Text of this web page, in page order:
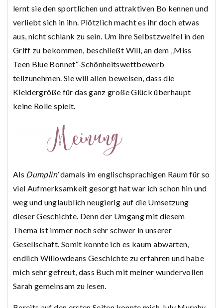
lernt sie den sportlichen und attraktiven Bo kennen und
verliebt sich in ihn. Plötzlich macht es ihr doch etwas
aus, nicht schlank zu sein. Um ihre Selbstzweifel in den
Griff zu bekommen, beschließt Will, an dem „Miss
Teen Blue Bonnet“-Schönheitswettbewerb
teilzunehmen. Sie will allen beweisen, dass die
Kleidergröße für das ganz große Glück überhaupt
keine Rolle spielt.
Als Dumplin‘damals im englischsprachigen Raum für so
viel Aufmerksamkeit gesorgt hat war ich schon hin und
weg und unglaublich neugierig auf die Umsetzung
dieser Geschichte. Denn der Umgang mit diesem
Thema ist immer noch sehr schwer in unserer
Gesellschaft. Somit konnte ich es kaum abwarten,
endlich Willowdeans Geschichte zu erfahren und habe
mich sehr gefreut, dass Buch mit meiner wundervollen
Sarah gemeinsam zu lesen.